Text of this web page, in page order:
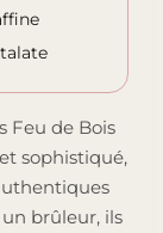
Feu de Bois
sophistiqué,
brûleur, ils